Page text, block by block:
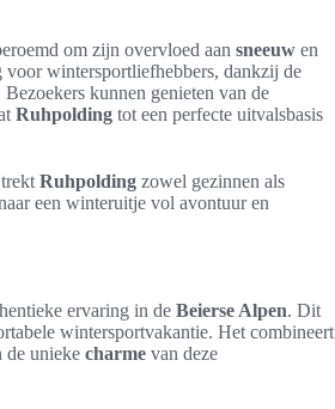
om zijn overvloed aan sneeuw en
voor wintersportliefhebbers, dankzij de
kunnen genieten van de
Ruhpolding tot een perfecte uitvalsbasis
Ruhpolding zowel gezinnen als
een winteruitje vol avontuur en
ervaring in de Beierse Alpen. Dit
wintersportvakantie. Het combineert
de unieke charme van deze